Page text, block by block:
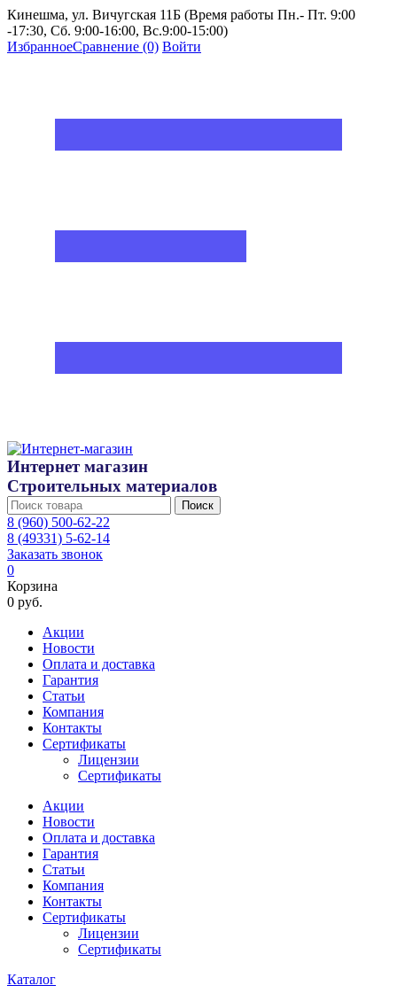
Кинешма, ул. Вичугская 11Б (Время работы Пн.- Пт. 9:00
-17:30, Сб. 9:00-16:00, Вс.9:00-15:00)
ИзбранноеСравнение (0) Войти
Интернет магазин
Строительных материалов
Поиск
8 (960) 500-62-22
8 (49331) 5-62-14
Заказать звонок
0
Корзина
0 руб.
Акции
Новости
Оплата и доставка
Гарантия
Статьи
Компания
Контакты
Сертификаты
Лицензии
Сертификаты
Акции
Новости
Оплата и доставка
Гарантия
Статьи
Компания
Контакты
Сертификаты
Лицензии
Сертификаты
Каталог